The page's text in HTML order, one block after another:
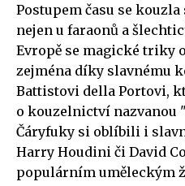
Postupem času se
nejen u faraonů a
Evropě se magické triky
zejména díky slavnému
Battistovi della Portovi,
o kouzelnictví nazvanou
Čáryfuky si oblíbili i
Harry Houdini či David
populárním uměleckým